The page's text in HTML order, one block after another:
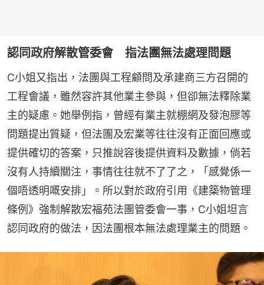
認同政府解散管委會 指法團無法處理問題
C小姐又指出，法團與工程顧問及承建商三方召開的
工程會議，雖然容許其他業主參與，但卻無法釋除業
主的疑慮。她舉例指，曾經有業主就棚網及發泡膠等
問題提出質疑，但法團及宏業等往往沒有正面回應或
提供確切的答案，只推說容後提供資料及數據，倘若
沒有人持續關注，事情往往就不了了之，「感覺係一
個唔透明嘅安排」。所以對於政府引用《建築物管理
條例》強制解散宏福苑法團管委會一事，C小姐坦言
認同政府的做法，因法團根本無法處理業主的問題。